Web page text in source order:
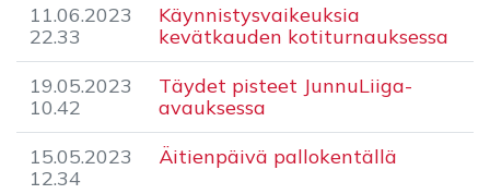
11.06.2023
22.33
Käynnistysvaikeuksia
kevätkauden kotiturnauksessa
19.05.2023
10.42
​Täydet pisteet JunnuLiiga-
avauksessa
15.05.2023
12.34
Äitienpäivä pallokentällä